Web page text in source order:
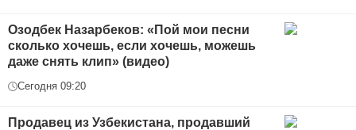
Озодбек Назарбеков: «Пой мои песни
сколько хочешь, если хочешь, можешь
даже снять клип» (видео)
Сегодня 09:20
Продавец из Узбекистана, продавший